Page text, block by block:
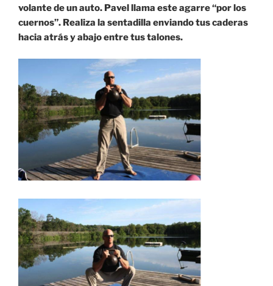
volante de un auto. Pavel llama este agarre “por los
cuernos”. Realiza la sentadilla enviando tus caderas
hacia atrás y abajo entre tus talones.